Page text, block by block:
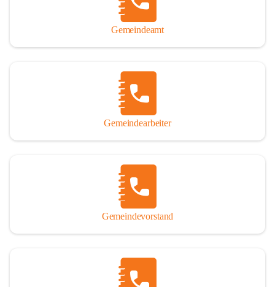
individuellen Möglichkeiten mit bestem Wissen und Gewissen
Andreas Rohatsch wurde auf das System der Fußnoten verzichtet.
Wo eine genaue Quellenangabe sinnvoll und notwendig erschien,
sind die entsprechenden Quellenhinweise in den fließenden Text
eingearbeitet. Der leichteren Lesbarkeit halber ist auch von einer
streng gendergerechten Ausdrucksform Abstand genommen
So darf ich Sie zu einer interessanten, vergnüglichen und
manchmal auch nachdenklich machenden Zeitreise durch die
Jahrhunderte, ja Jahrtausende alte Geschichte von der Steinzeit
einladen.
Gemeindeamt
Gemeindearbeiter
Gemeindevorstand